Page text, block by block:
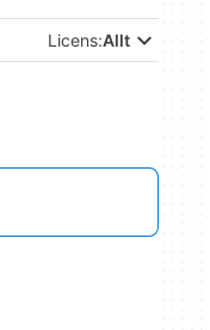
Licens:Allt